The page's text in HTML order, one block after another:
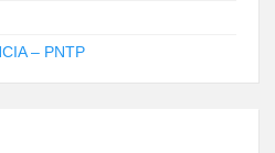
– PNTP